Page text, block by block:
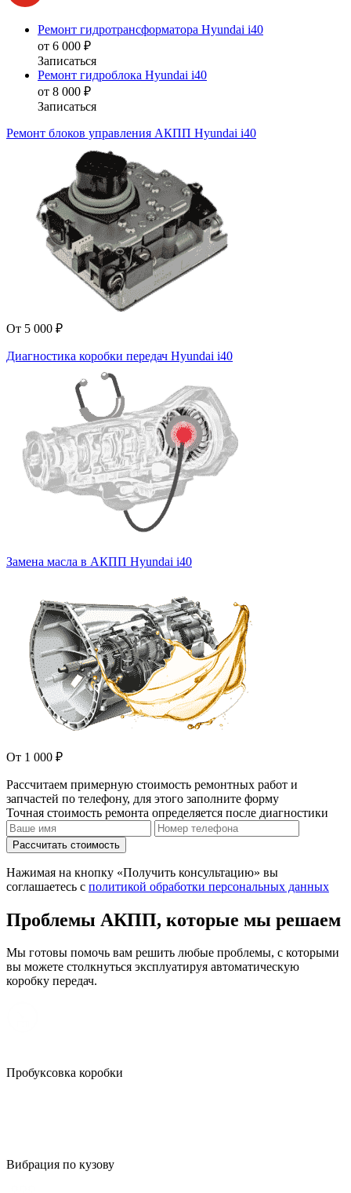
Ремонт гидротрансформатора Hyundai i40
от 6 000 ₽
Записаться
Ремонт гидроблока Hyundai i40
от 8 000 ₽
Записаться
Ремонт блоков управления АКПП Hyundai i40
От 5 000 ₽
Диагностика коробки передач Hyundai i40
Замена масла в АКПП Hyundai i40
От 1 000 ₽
Рассчитаем примерную стоимость ремонтных работ и
запчастей по телефону, для этого заполните форму
Точная стоимость ремонта определяется после диагностики
Рассчитать стоимость
Нажимая на кнопку «Получить консультацию» вы
соглашаетесь с политикой обработки персональных данных
Проблемы АКПП, которые мы решаем
Мы готовы помочь вам решить любые проблемы, с которыми
вы можете столкнуться эксплуатируя автоматическую
коробку передач.
Пробуксовка коробки
Вибрация по кузову